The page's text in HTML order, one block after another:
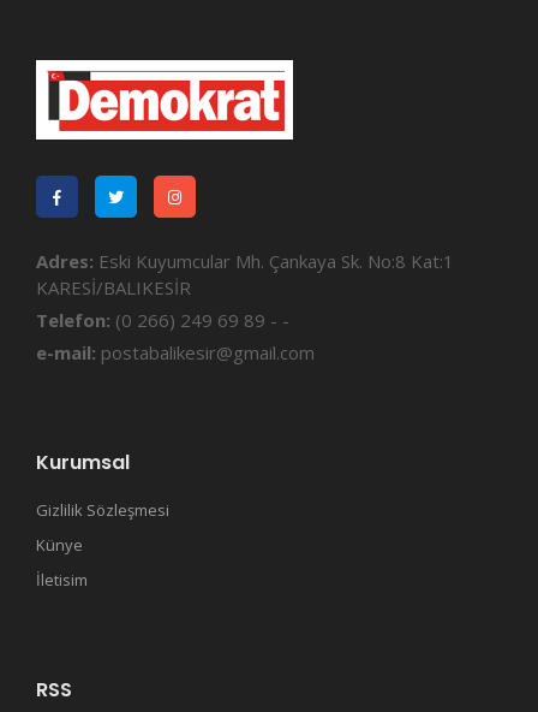
Adres: Eski Kuyumcular Mh. Çankaya Sk. No:8 Kat:1
KARESİ/BALIKESİR
Telefon: (0 266) 249 69 89 - -
e-mail: postabalikesir@gmail.com
Kurumsal
Gizlilik Sözleşmesi
Künye
İletisim
RSS